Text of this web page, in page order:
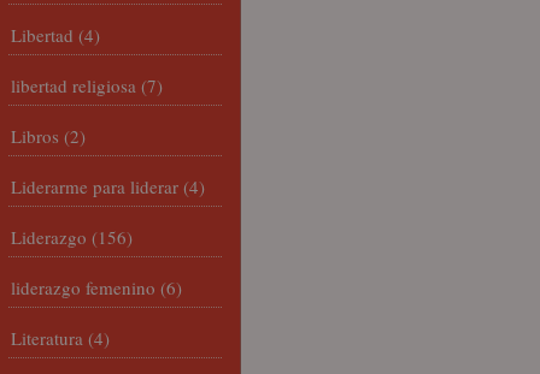
Libertad (4)
libertad religiosa (7)
Libros (2)
Liderarme para liderar (4)
Liderazgo (156)
liderazgo femenino (6)
Literatura (4)